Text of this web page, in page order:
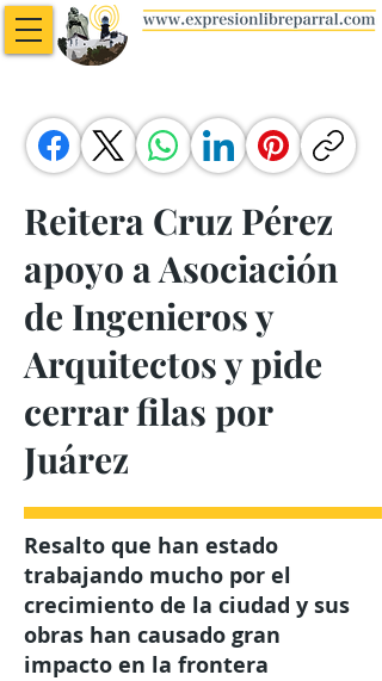
Reitera Cruz Pérez
apoyo a Asociación
de Ingenieros y
Arquitectos y pide
cerrar filas por
Juárez
Resalto que han estado
trabajando mucho por el
crecimiento de la ciudad y sus
obras han causado gran
impacto en la frontera